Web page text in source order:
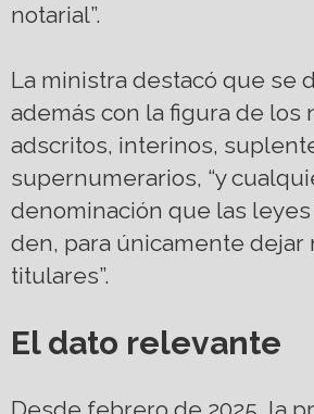
notarial”.
La ministra destacó que se
además con la figura de los
adscritos, interinos,
supernumerarios, “y
denominación que las
den, para únicamente dejar
titulares”.
El dato relevante